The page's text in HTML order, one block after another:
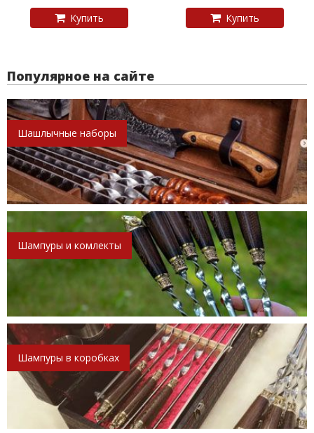
Купить Купить
Популярное на сайте
Шашлычные наборы
Шампуры и комлекты
Шампуры в коробках